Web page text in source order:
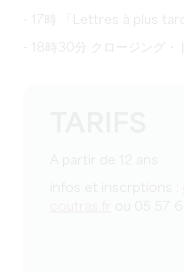
- 17時 「Lettres à plus
- 18時30分 クロージング・